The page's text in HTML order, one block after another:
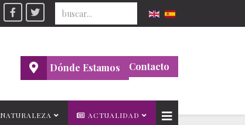
Seleccione su idioma
Dónde Estamos Contacto
NATURALEZA ACTUALIDAD